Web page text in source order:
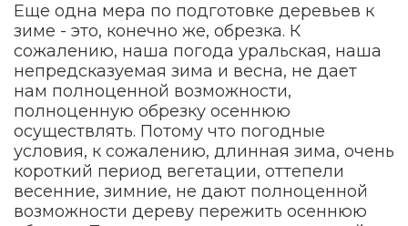
Еще одна мера по подготовке деревьев к
зиме - это, конечно же, обрезка. К
сожалению, наша погода уральская, наша
непредсказуемая зима и весна, не дает
нам полноценной возможности,
полноценную обрезку осеннюю
осуществлять. Потому что погодные
условия, к сожалению, длинная зима, очень
короткий период вегетации, оттепели
весенние, зимние, не дают полноценной
возможности дереву пережить осеннюю